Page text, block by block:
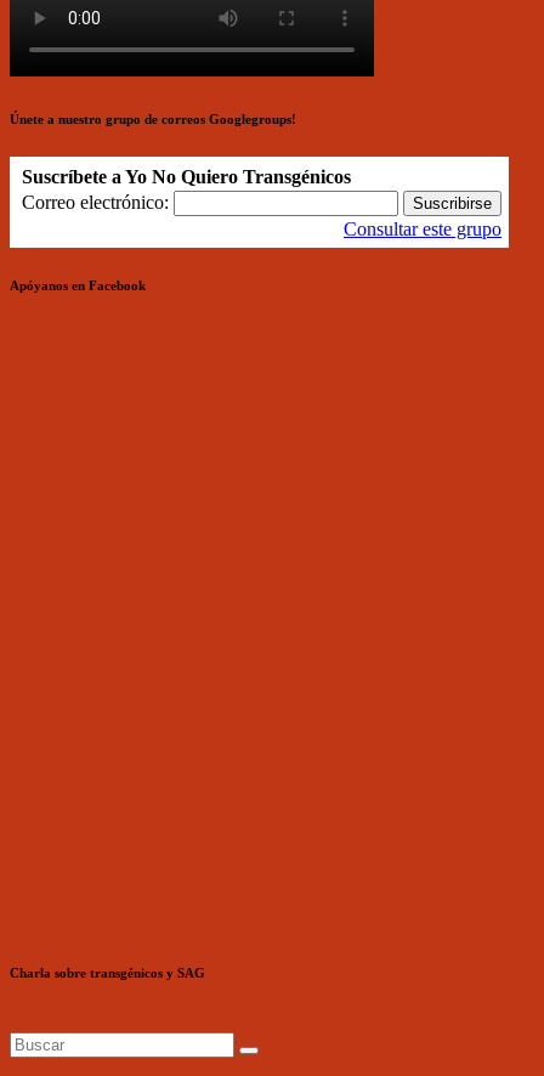
Únete a nuestro grupo de correos Googlegroups!
Suscríbete a Yo No Quiero Transgénicos
Correo electrónico:
Consultar este grupo
Apóyanos en Facebook
Charla sobre transgénicos y SAG